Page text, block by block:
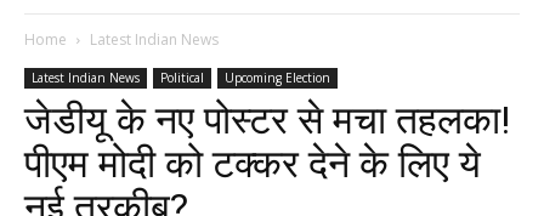
Home Latest Indian News
Latest Indian News Political Upcoming Election
जेडीयू के नए पोस्टर से मचा तहलका!
पीएम मोदी को टक्कर देने के लिए ये